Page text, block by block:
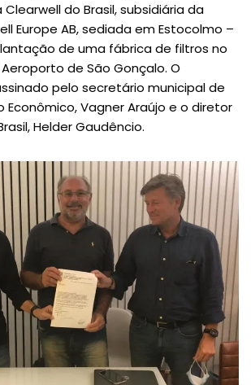
do Brasil, subsidiária da
Europe AB, sediada em Estocolmo –
de uma fábrica de filtros no
de São Gonçalo. O
pelo secretário municipal de
Econômico, Vagner Araújo e o diretor
Helder Gaudêncio.